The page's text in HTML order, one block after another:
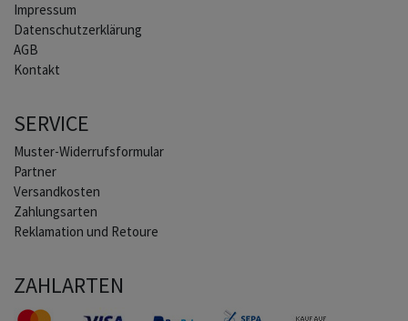
Impressum
Daten­schutz­erklärung
AGB
Kontakt
SERVICE
Muster-Widerrufsformular
Partner
Versandkosten
Zahlungsarten
Reklamation und Retoure
ZAHLARTEN